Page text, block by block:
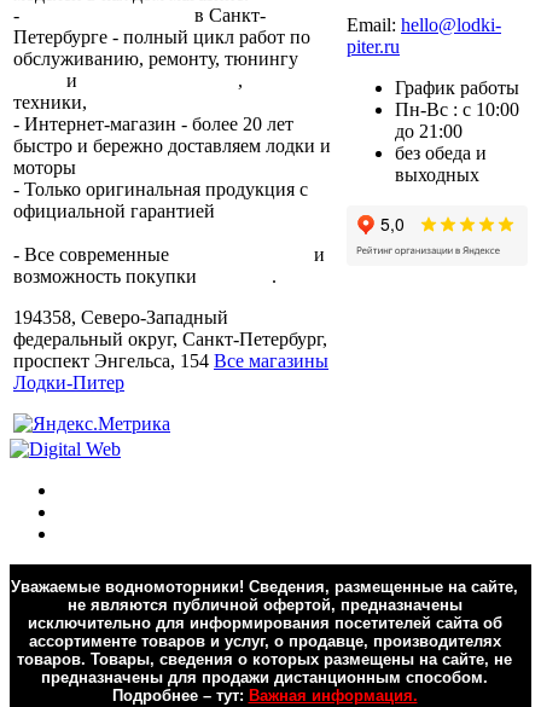
-
в Санкт-
Петербурге - полный цикл работ по
обслуживанию, ремонту, тюнингу
и ,
техники,
- Интернет-магазин - более 20 лет
быстро и бережно доставляем лодки и
моторы
- Только оригинальная продукция с
официальной гарантией
- Все современные
и
возможность покупки
.
194358, Северо-Западный
федеральный округ, Санкт-Петербург,
проспект Энгельса, 154 Все магазины
Лодки-Питер
Email: hello@lodki-
piter.ru
График работы
Пн-Вс : с 10:00
до 21:00
без обеда и
выходных
Уважаемые водномоторники! Сведения, размещенные на сайте,
не являются публичной офертой, предназначены
исключительно для информирования посетителей сайта об
ассортименте товаров и услуг, о продавце, производителях
товаров. Товары, сведения о которых размещены на сайте, не
предназначены для продажи дистанционным способом.
Подробнее – тут: Важная информация.